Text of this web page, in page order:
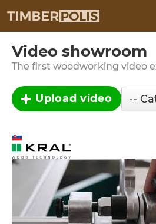
Video showroom
Upload video